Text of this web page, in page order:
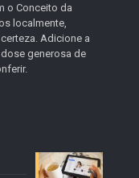
o Conceito da
localmente,
Adicione a
generosa de